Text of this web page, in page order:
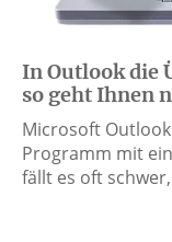
In Outlook die
so geht Ihnen
Microsoft
Programm mit
fällt es oft